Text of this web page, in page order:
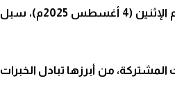
بحث رئيس جامعة المهرة الدكتور أنور محمد كلشات المهري، مع نظيره رئيس جامعة عدن الأستاذ الدكتور/ الخضر ناصر لصور ، صباح اليوم الإثنين (4 أغسطس 2025م)، سبل
من أبرزها تبادل الخبرات